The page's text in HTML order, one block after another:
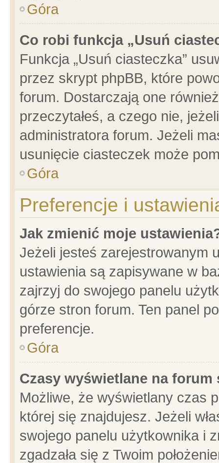
Góra
Co robi funkcja „Usuń
Funkcja „Usuń ciasteczka”
przez skrypt phpBB, które
forum. Dostarczają one
przeczytałeś, a czego nie,
administratora forum. Jeżeli
usunięcie ciasteczek może
Góra
Preferencje i
Jak zmienić moje
Jeżeli jesteś zarejestrowanym
ustawienia są zapisywane w
zajrzyj do swojego panelu
górze stron forum. Ten panel
preferencje.
Góra
Czasy wyświetlane na forum
Możliwe, że wyświetlany czas
której się znajdujesz. Jeżeli
swojego panelu użytkownika i
zgadzała się z Twoim